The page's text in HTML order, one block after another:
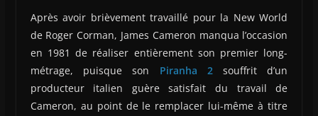
Après avoir brièvement travaillé pour la New World
de Roger Corman, James Cameron manqua l’occasion
en 1981 de réaliser entièrement son premier long-
métrage, puisque son Piranha 2souffrit d’un
producteur italien guère satisfait du travail de
Cameron, au point de le remplacer lui-même à titre